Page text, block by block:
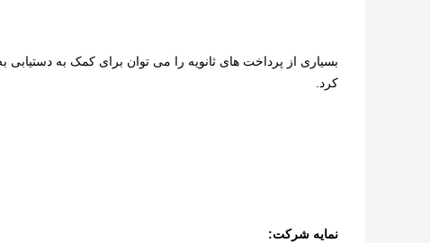
بسیاری از پرداخت های ثانویه را می توان برای کمک به دستیابی
کرد.
نمایه شرکت: